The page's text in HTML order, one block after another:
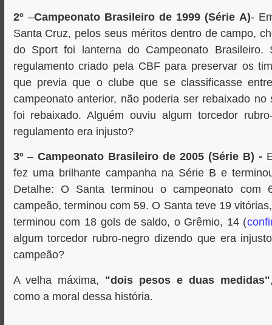
2º–Campeonato Brasileiro de 1999 (Série A)-
Santa Cruz, pelos seus méritos dentro de campo,
do Sport foi lanterna do Campeonato Brasileiro.
regulamento criado pela CBF para preservar os
que previa que o clube que se classificasse
campeonato anterior, não poderia ser rebaixado
foi rebaixado. Alguém ouviu algum torcedor
regulamento era injusto?
3º–Campeonato Brasileiro de 2005 (Série B) -
fez uma brilhante campanha na Série B e
Detalhe: O Santa terminou o campeonato com
campeão, terminou com 59. O Santa teve 19
terminou com 18 gols de saldo, o Grêmio, 14 (
algum torcedor rubro-negro dizendo que era
campeão?
A velha máxima, "dois pesos e duas medidas"
como a moral dessa história.